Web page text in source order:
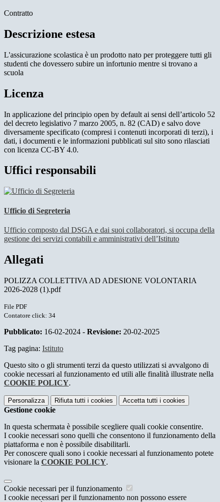
Contratto
Descrizione estesa
L'assicurazione scolastica è un prodotto nato per proteggere tutti gli
studenti che dovessero subire un infortunio mentre si trovano a
scuola
Licenza
In applicazione del principio open by default ai sensi dell’articolo 52
del decreto legislativo 7 marzo 2005, n. 82 (CAD) e salvo dove
diversamente specificato (compresi i contenuti incorporati di terzi), i
dati, i documenti e le informazioni pubblicati sul sito sono rilasciati
con licenza CC-BY 4.0.
Uffici responsabili
Ufficio di Segreteria
Ufficio composto dal DSGA e dai suoi collaboratori, si occupa della
gestione dei servizi contabili e amministrativi dell’Istituto
Allegati
POLIZZA COLLETTIVA AD ADESIONE VOLONTARIA
2026-2028 (1).pdf
File PDF
Contatore click: 34
Pubblicato: 16-02-2024 - Revisione: 20-02-2025
Tag pagina: Istituto
Questo sito o gli strumenti terzi da questo utilizzati si avvalgono di
cookie necessari al funzionamento ed utili alle finalità illustrate nella
COOKIE POLICY.
Personalizza Rifiuta tutti i cookies Accetta tutti i cookies
Gestione cookie
In questa schermata è possibile scegliere quali cookie consentire.
I cookie necessari sono quelli che consentono il funzionamento della
piattaforma e non è possibile disabilitarli.
Per conoscere quali sono i cookie necessari al funzionamento potete
visionare la COOKIE POLICY.
Cookie necessari per il funzionamento
I cookie necessari per il funzionamento non possono essere